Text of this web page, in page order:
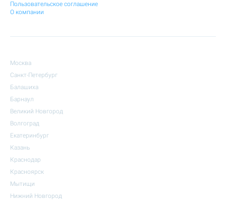
Пользовательское соглашение
О компании
Москва
Санкт-Петербург
Балашиха
Барнаул
Великий Новгород
Волгоград
Екатеринбург
Казань
Краснодар
Красноярск
Мытищи
Нижний Новгород